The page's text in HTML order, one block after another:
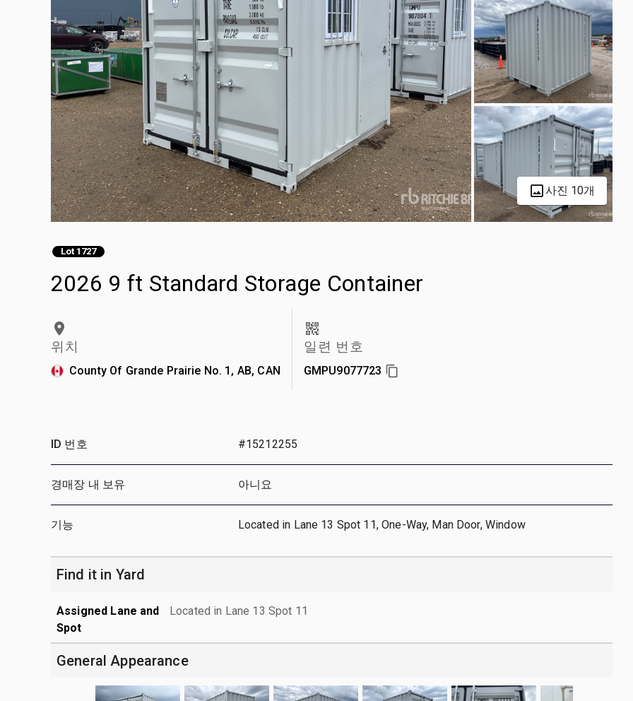
사진 10개
Lot 1727
2026 9 ft Standard Storage Container
위치
County Of Grande Prairie No. 1, AB, CAN
일련 번호
GMPU9077723
ID 번호 #15212255
경매장 내 보유 아니요
기능 Located in Lane 13 Spot 11, One-Way, Man Door, Window
Find it in Yard
Assigned Lane and
Spot
Located in Lane 13 Spot 11
General Appearance